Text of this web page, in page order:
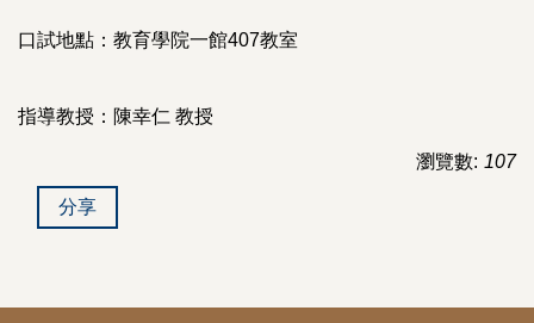
口試地點：教育學院一館407教室
指導教授：陳幸仁 教授
瀏覽數: 107
分享